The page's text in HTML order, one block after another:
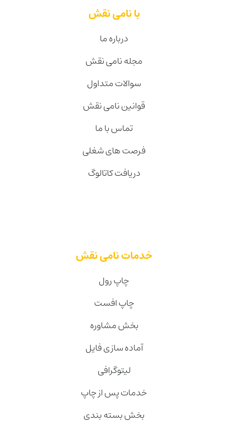
با نامی نقش
درباره ما
مجله نامی نقش
سوالات متداول
قوانین نامی نقش
تماس با ما
فرصت های شغلی
دریافت کاتالوگ
خدمات نامی نقش
چاپ رول
چاپ افست
بخش مشاوره
آماده سازی فایل
لیتوگرافی
خدمات پس از چاپ
بخش بسته بندی